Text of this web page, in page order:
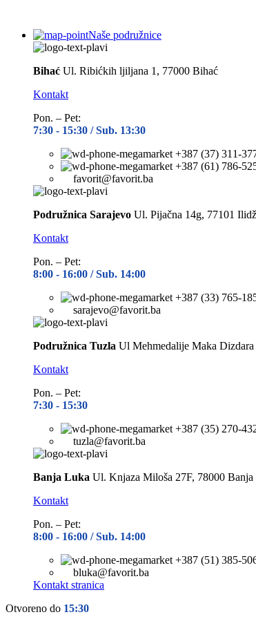
Naše podružnice
Bihać Ul. Ribićkih ljiljana 1, 77000 Bihać
Kontakt
Pon. – Pet:
7:30 - 15:30 / Sub. 13:30
+387 (37) 311-
+387 (61) 786-
Podružnica Sarajevo Ul. Pijačna 14g, 77101
Kontakt
Pon. – Pet:
8:00 - 16:00 / Sub. 14:00
+387 (33) 765-
Podružnica Tuzla Ul Mehmedalije Maka
Kontakt
Pon. – Pet:
7:30 - 15:30
+387 (35) 270-
Banja Luka Ul. Knjaza Miloša 27F, 78000 Banja
Kontakt
Pon. – Pet:
8:00 - 16:00 / Sub. 14:00
+387 (51) 385-
Kontakt stranica
Otvoreno do 15:30